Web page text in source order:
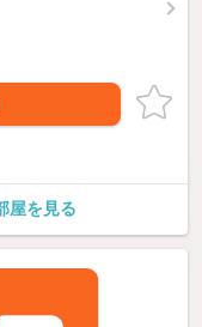
屋を見る